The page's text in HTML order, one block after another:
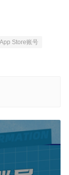
Store账号